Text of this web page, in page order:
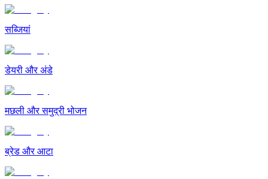
सब्जियां
डेयरी और अंडे
मछली और समुद्री भोजन
ब्रेड और आटा